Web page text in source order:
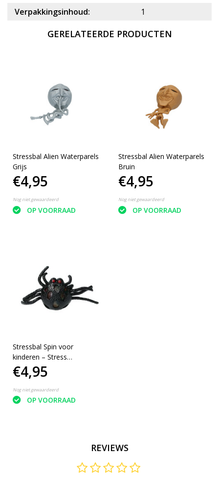
Verpakkingsinhoud:
1
GERELATEERDE PRODUCTEN
Stressbal Alien Waterparels
Grijs
€4,95
Nog niet gewaardeerd
OP VOORRAAD
Stressbal Alien Waterparels
Bruin
€4,95
Nog niet gewaardeerd
OP VOORRAAD
Stressbal Spin voor
kinderen – Stress
Speelgoed – Squishy –
Zwart
€4,95
Nog niet gewaardeerd
OP VOORRAAD
REVIEWS